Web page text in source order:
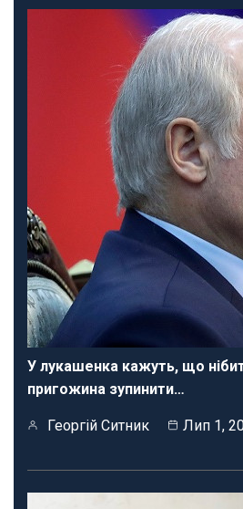
У лукашенка кажуть, що
пригожина зупинити…
Георгій Ситник Лип 1,